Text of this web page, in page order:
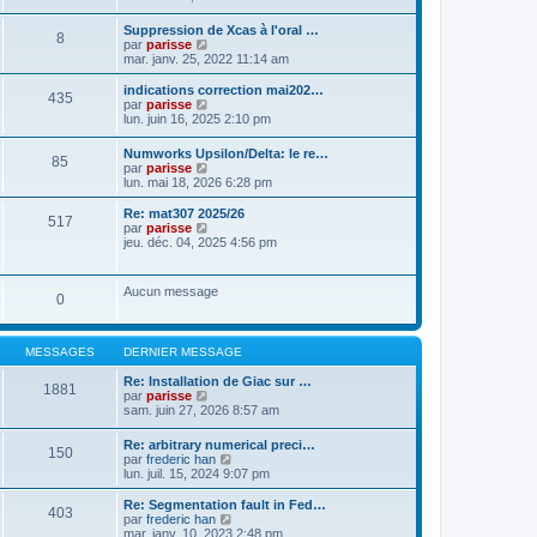
a
g
e
e
r
e
d
e
n
i
e
m
s
s
a
g
s
u
l
t
e
r
l
e
d
e
r
n
i
e
r
m
e
a
e
8
Suppression de Xcas à l'oral …
par parisse
o
n
s
l
e
r
e
d
e
n
e
r
m
s
s
a
e
mar. janv. 25, 2022 11:14 am
435
indications correction mai202…
par parisse
o
u
l
t
e
r
e
e
r
e
r
e
s
s
a
g
e
lun. juin 16, 2025 2:10 pm
85
Numworks Upsilon/Delta: le re…
par parisse
o
n
s
l
l
d
e
r
n
i
r
m
e
s
s
a
e
lun. mai 18, 2026 6:28 pm
517
Re: mat307 2025/26
par parisse
o
l
e
r
l
e
d
r
n
i
e
r
m
e
s
s
jeu. déc. 04, 2025 4:56 pm
0 Aucun message
MESSAGES DERNIER MESSAGE
1881
Re: Installation de Giac sur …
par parisse
o
u
l
t
e
r
l
sam. juin 27, 2026 8:57 am
150
Re: arbitrary numerical preci…
par frederic han
o
n
s
lun. juil. 15, 2024 9:07 pm
403
Re: Segmentation fault in Fed…
par frederic han
o
mar. janv. 10, 2023 2:48 pm